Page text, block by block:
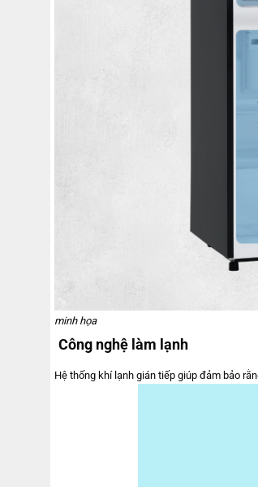
minh họa
Công nghệ làm lạnh
Hệ thống khí lạnh gián tiếp giúp đảm bảo